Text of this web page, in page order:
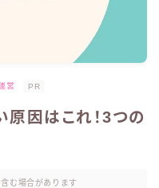
営 PR
因はこれ！3つの
む場合があります